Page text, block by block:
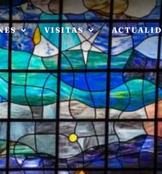
VISITAS